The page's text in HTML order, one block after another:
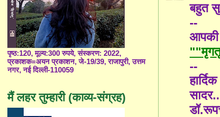
बहुत
--
आपकी
--
पृष्ठ:120, मूल्य:300 रुपये, संस्करण: 2022,
प्रकाशक=अयन प्रकाशन, जे-19/39, राजापुरी, उत्तम
नगर, नई दिल्ली-110059
मैं लहर तुम्हारी (काव्य-संग्रह)